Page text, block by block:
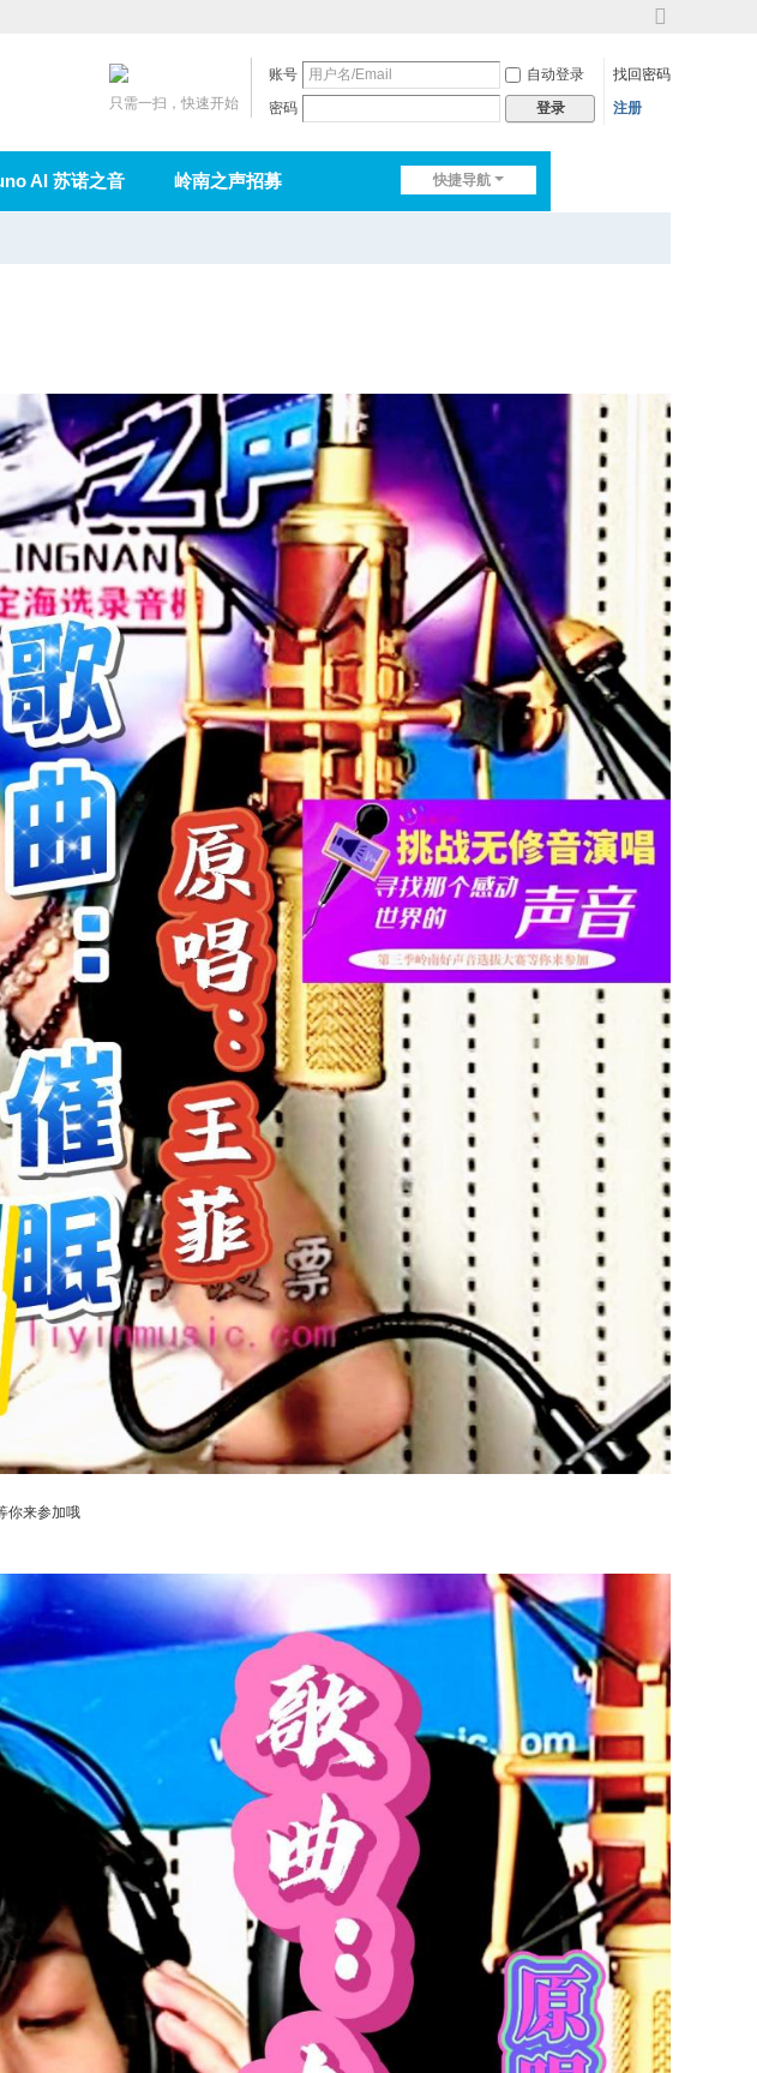
到
账号 自动登录
找回密码
密码
登录 注册
只需一扫，快速开始
快捷导航
AI 苏诺之音 岭南之声招募
你来参加哦